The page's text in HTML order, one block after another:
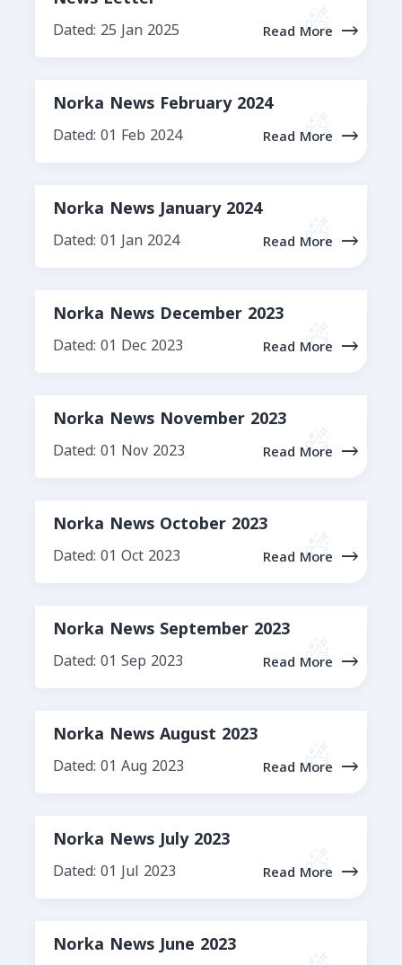
Dated: 25 Jan 2025 Read More
Norka News February 2024
Dated: 01 Feb 2024 Read More
Norka News January 2024
Dated: 01 Jan 2024 Read More
Norka News December 2023
Dated: 01 Dec 2023 Read More
Norka News November 2023
Dated: 01 Nov 2023 Read More
Norka News October 2023
Dated: 01 Oct 2023 Read More
Norka News September 2023
Dated: 01 Sep 2023 Read More
Norka News August 2023
Dated: 01 Aug 2023 Read More
Norka News July 2023
Dated: 01 Jul 2023 Read More
Norka News June 2023